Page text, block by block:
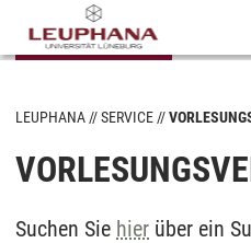
LEUPHANA SERVICE
Suchen Sie hier über ein